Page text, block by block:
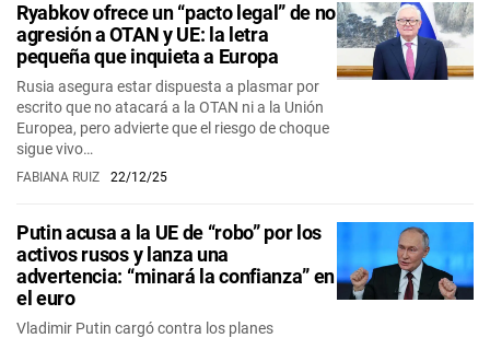
Ryabkov ofrece un “pacto legal” de no
agresión a OTAN y UE: la letra
pequeña que inquieta a Europa
Rusia asegura estar dispuesta a plasmar por
escrito que no atacará a la OTAN ni a la Unión
Europea, pero advierte que el riesgo de choque
sigue vivo…
FABIANA RUIZ 22/12/25
Putin acusa a la UE de “robo” por los
activos rusos y lanza una
advertencia: “minará la confianza” en
el euro
Vladimir Putin cargó contra los planes